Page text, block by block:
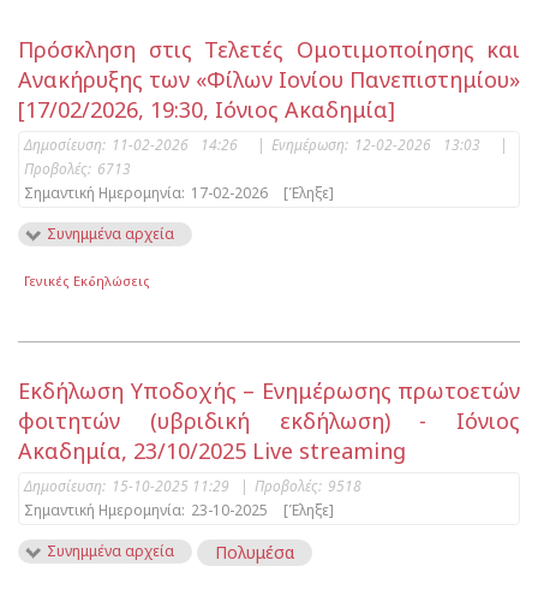
Πρόσκληση στις Τελετές Ομοτιμοποίησης και
Ανακήρυξης των «Φίλων Ιονίου Πανεπιστημίου»
[17/02/2026, 19:30, Ιόνιος Ακαδημία]
Δημοσίευση: 11-02-2026 14:26 | Ενημέρωση: 12-02-2026 13:03
|
Προβολές: 6713
Σημαντική Ημερομηνία: 17-02-2026
[Έληξε]
Συνημμένα αρχεία
Γενικές Εκδηλώσεις
Εκδήλωση Υποδοχής – Ενημέρωσης πρωτοετών
φοιτητών (υβριδική εκδήλωση) - Ιόνιος
Ακαδημία, 23/10/2025 Live streaming
Δημοσίευση: 15-10-2025 11:29 | Προβολές: 9518
Σημαντική Ημερομηνία: 23-10-2025
[Έληξε]
Συνημμένα αρχεία
Πολυμέσα